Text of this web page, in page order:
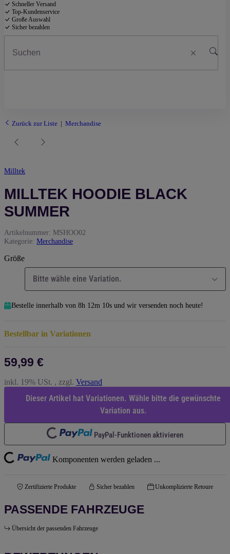
Schneller Versand
Top-Kundenservice
Große Auswahl
Sicher bezahlen
Zurück zur Liste Merchandise
Milltek
MILLTEK HOODIE BLACK
SUMMER
Artikelnummer: MSHOO02
Kategorie: Merchandise
Größe
Bitte wähle eine Variation.
Bestelle innerhalb von 8h 12m 9sund wir versenden noch heute!
Bestellbar in Variationen
59,99 €
inkl. 19% USt. , zzgl. Versand
Dieser Artikel hat Variationen. Wähle bitte die gewünschte
Variation aus.
Loading... PayPal-Funktionen aktivieren
Loading... Komponenten werden geladen ...
Zertifizierte Produkte Sicher bezahlen Unkomplizierte Retoure
PASSENDE FAHRZEUGE
Übersicht der passenden Fahrzeuge